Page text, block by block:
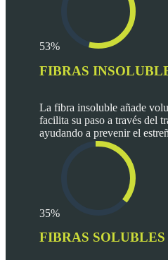
53%
FIBRAS
La fibra insoluble añade
facilita su paso a través del
ayudando a prevenir el
35%
FIBRAS SOLUBLES